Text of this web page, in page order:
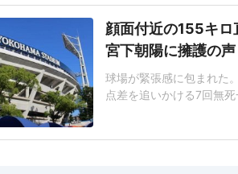
顔面付近の155キ
宮下朝陽に擁護の
球場が緊張感に包まれた
点差を追いかける7回無
じた155キロ直球が顔面
ヘルメットを叩きつけた